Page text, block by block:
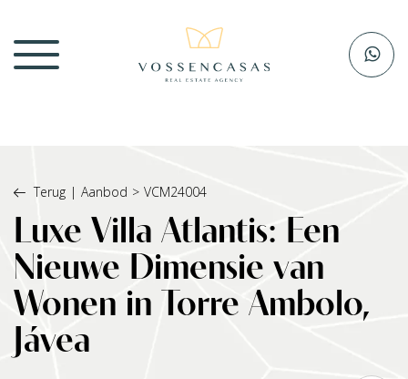
Terug | Aanbod > VCM24004
Luxe Villa Atlantis: Een
Nieuwe Dimensie van
Wonen in Torre Ambolo,
Jávea